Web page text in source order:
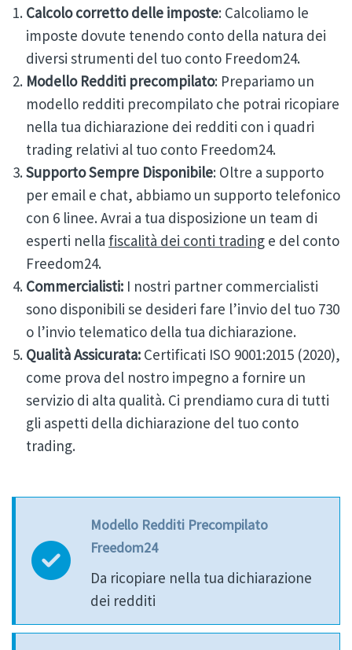
Calcolo corretto delle imposte: Calcoliamo le
imposte dovute tenendo conto della natura dei
diversi strumenti del tuo conto Freedom24.
Modello Redditi precompilato: Prepariamo un
modello redditi precompilato che potrai ricopiare
nella tua dichiarazione dei redditi con i quadri
trading relativi al tuo conto Freedom24.
Supporto Sempre Disponibile: Oltre a supporto
per email e chat, abbiamo un supporto telefonico
con 6 linee. Avrai a tua disposizione un team di
esperti nella fiscalità dei conti trading e del conto
Freedom24.
Commercialisti: I nostri partner commercialisti
sono disponibili se desideri fare l’invio del tuo 730
o l’invio telematico della tua dichiarazione.
Qualità Assicurata: Certificati ISO 9001:2015 (2020),
come prova del nostro impegno a fornire un
servizio di alta qualità. Ci prendiamo cura di tutti
gli aspetti della dichiarazione del tuo conto
trading.
Modello Redditi Precompilato
Freedom24
Da ricopiare nella tua dichiarazione
dei redditi